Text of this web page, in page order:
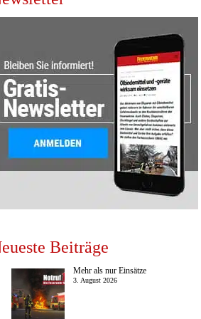
Beiträge
Mehr als nur Einsätze
3. August 2026